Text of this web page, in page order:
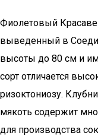
Фиолетовый
выведенный в
высоты до 80 см и
сорт отличается
ризоктониозу.
мякоть содержит
для производства